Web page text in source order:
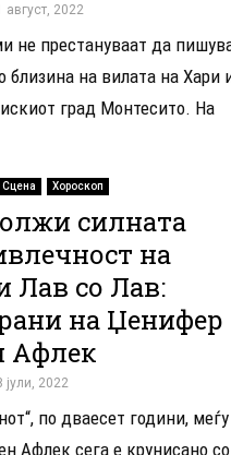
август, 2022
не престануваат да
близина на вилата на Хари
град Монтесито. На
Сцена Хороскоп
силната
на
Лав со Лав:
на Џенифер
Афлек
јули, 2022
по дваесет години, меѓу
Афлек сега е крунисано со